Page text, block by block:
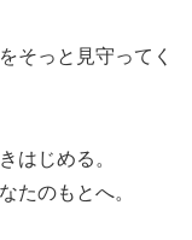
そっと見守ってく
はじめる。
たのもとへ。